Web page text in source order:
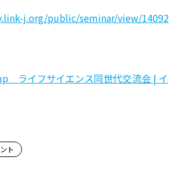
j.org/public/seminar/view/14092
ライフサイエンス同世代交流会 | イ
グ
ト